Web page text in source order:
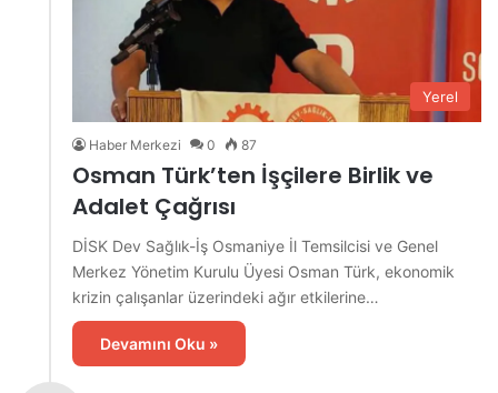
Yerel
Haber Merkezi 0 87
Osman Türk’ten İşçilere Birlik ve
Adalet Çağrısı
DİSK Dev Sağlık-İş Osmaniye İl Temsilcisi ve Genel
Merkez Yönetim Kurulu Üyesi Osman Türk, ekonomik
krizin çalışanlar üzerindeki ağır etkilerine…
Devamını Oku »